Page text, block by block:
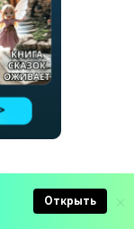
Открыть